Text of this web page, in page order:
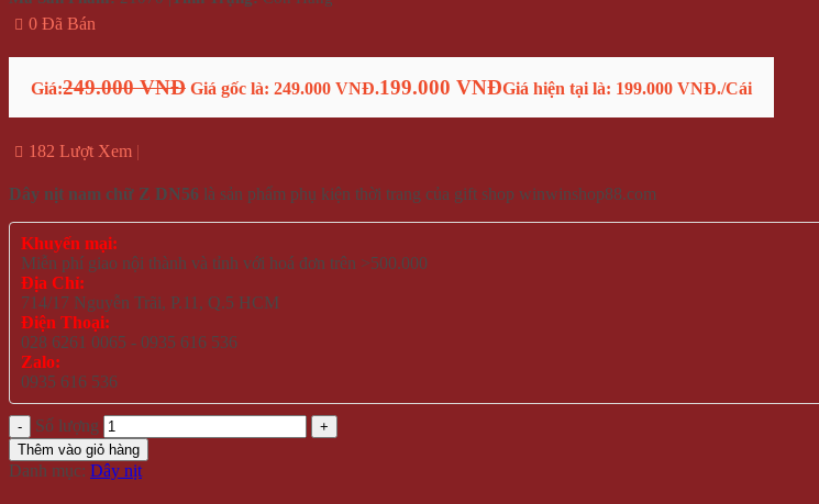
0 Đã Bán
Giá:249.000 VNĐ Giá gốc là: 249.000 VNĐ.199.000 VNĐGiá hiện tại là: 199.000 VNĐ./Cái
182 Lượt Xem
Dây nịt nam chữ Z DN56 là sản phẩm phụ kiện thời trang của gift shop winwinshop88.com
Khuyến mại:
Miễn phí giao nội thành và tỉnh với hoá đơn trên >500.000
Địa Chỉ:
714/17 Nguyễn Trãi, P.11, Q.5 HCM
Điện Thoại:
028 6261 0065 - 0935 616 536
Zalo:
0935 616 536
Số lượng
Thêm vào giỏ hàng
Danh mục: Dây nịt